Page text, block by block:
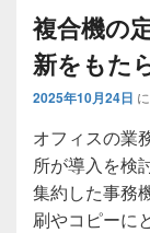
複合機の
新をもた
2025年10月24日 に
オフィスの業
所が導入を検
集約した事務
刷やコピーに